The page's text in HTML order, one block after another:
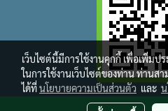
เว็บไซต์นี้มีการใช้งานคุกกี้ เพื่อเพิ่ม
ในการใช้งานเว็บไซต์ของท่าน ท่านส
ได้ที่นโยบายความเป็นส่วนตัว และ